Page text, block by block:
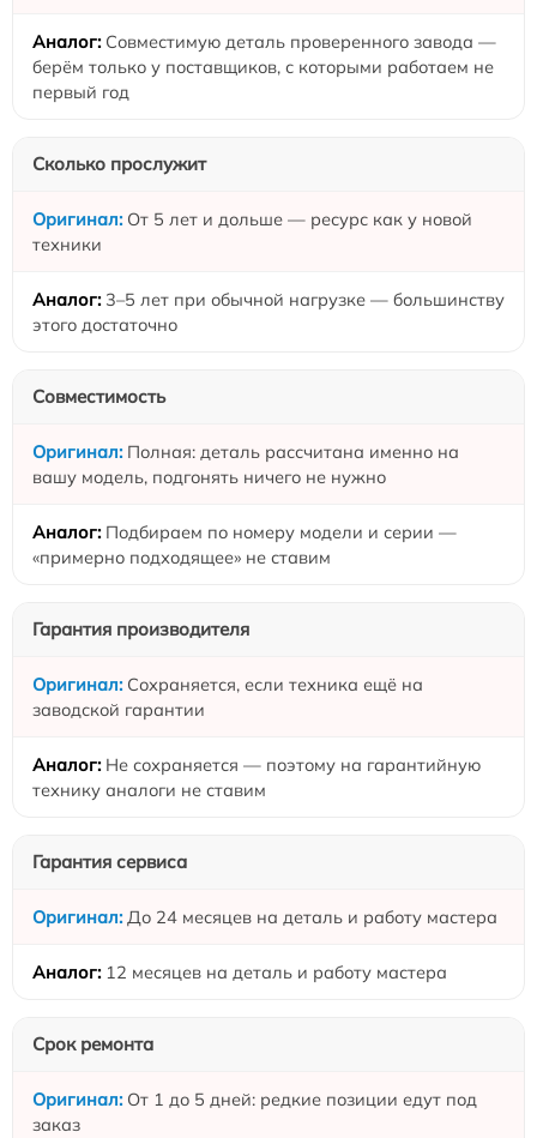
Совместимую деталь проверенного завода —
берём только у поставщиков, с которыми работаем не
первый год
Сколько прослужит
От 5 лет и дольше — ресурс как у новой
техники
3–5 лет при обычной нагрузке — большинству
этого достаточно
Совместимость
Полная: деталь рассчитана именно на
вашу модель, подгонять ничего не нужно
Подбираем по номеру модели и серии —
«примерно подходящее» не ставим
Гарантия производителя
Сохраняется, если техника ещё на
заводской гарантии
Не сохраняется — поэтому на гарантийную
технику аналоги не ставим
Гарантия сервиса
До 24 месяцев на деталь и работу мастера
12 месяцев на деталь и работу мастера
Срок ремонта
От 1 до 5 дней: редкие позиции едут под
заказ